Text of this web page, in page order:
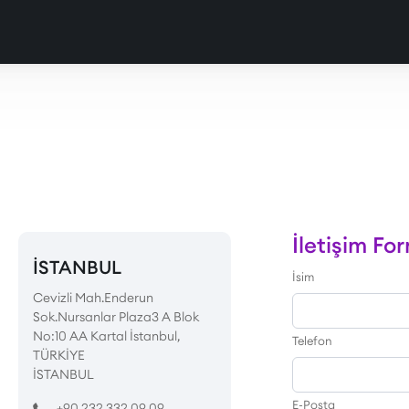
İSTANBUL
Cevizli Mah.Enderun
Sok.Nursanlar Plaza3 A Blok
No:10 AA Kartal İstanbul,
TÜRKİYE
İSTANBUL
İletişim
İsim
Telefon
E-Posta